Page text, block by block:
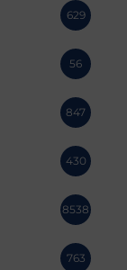
629
56
847
430
8538
763